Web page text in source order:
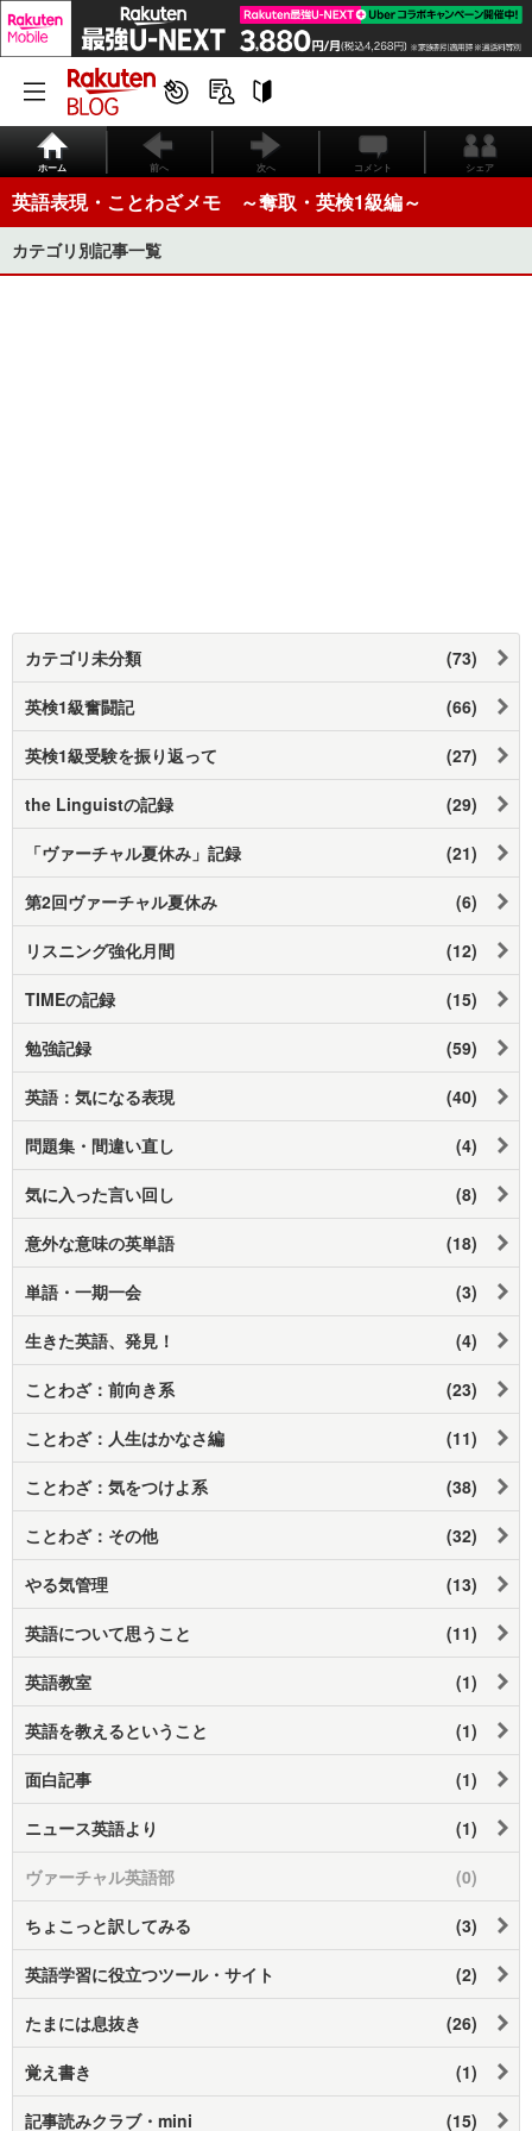
ホーム 前へ 次へ コメント シェア
英語表現・ことわざメモ ～奪取・英検1級編～
カテゴリ別記事一覧
カテゴリ未分類 (73)
英検1級奮闘記 (66)
英検1級受験を振り返って (27)
the Linguistの記録 (29)
「ヴァーチャル夏休み」記録 (21)
第2回ヴァーチャル夏休み (6)
リスニング強化月間 (12)
TIMEの記録 (15)
勉強記録 (59)
英語：気になる表現 (40)
問題集・間違い直し (4)
気に入った言い回し (8)
意外な意味の英単語 (18)
単語・一期一会 (3)
生きた英語、発見！ (4)
ことわざ：前向き系 (23)
ことわざ：人生はかなさ編 (11)
ことわざ：気をつけよ系 (38)
ことわざ：その他 (32)
やる気管理 (13)
英語について思うこと (11)
英語教室 (1)
英語を教えるということ (1)
面白記事 (1)
ニュース英語より (1)
ヴァーチャル英語部 (0)
ちょこっと訳してみる (3)
英語学習に役立つツール・サイト (2)
たまには息抜き (26)
覚え書き (1)
記事読みクラブ・mini (15)